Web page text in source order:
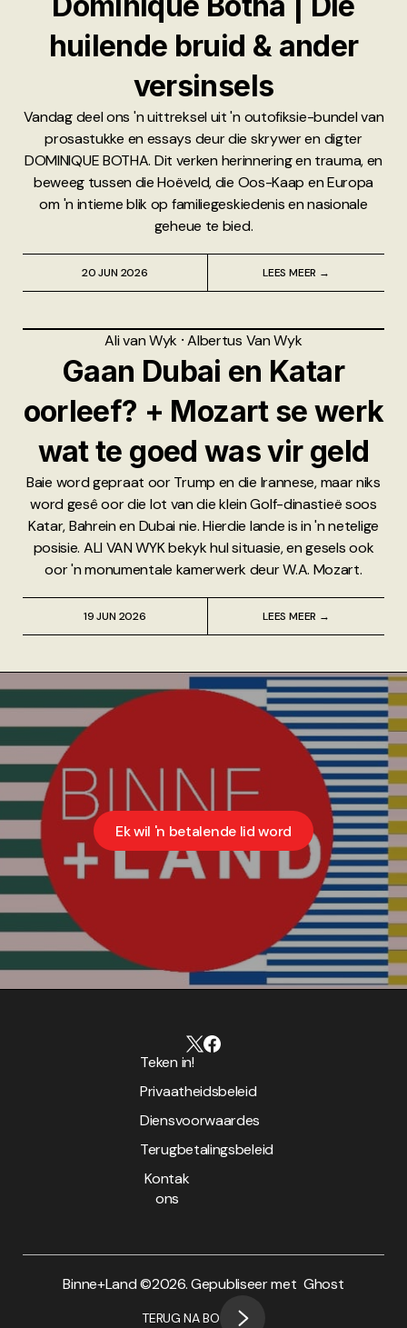
huilende bruid & ander
versinsels
Vandag deel ons 'n uittreksel uit 'n outofiksie-bundel van
prosastukke en essays deur die skrywer en digter
DOMINIQUE BOTHA. Dit verken herinnering en trauma, en
beweeg tussen die Hoëveld, die Oos-Kaap en Europa
om 'n intieme blik op familiegeskiedenis en nasionale
geheue te bied.
20 JUN 2026 LEES MEER →
Ali van Wyk ⸱Albertus Van Wyk
Gaan Dubai en Katar
oorleef? + Mozart se werk
wat te goed was vir geld
Baie word gepraat oor Trump en die Irannese, maar niks
word gesê oor die lot van die klein Golf-dinastieë soos
Katar, Bahrein en Dubai nie. Hierdie lande is in 'n netelige
posisie. ALI VAN WYK bekyk hul situasie, en gesels ook
oor 'n monumentale kamerwerk deur W.A. Mozart.
19 JUN 2026 LEES MEER →
Ek wil 'n betalende lid word
Teken in!
Privaatheidsbeleid
Diensvoorwaardes
Terugbetalingsbeleid
Kontak
ons
Binne+Land ©2026. Gepubliseer met Ghost
TERUG NA BO